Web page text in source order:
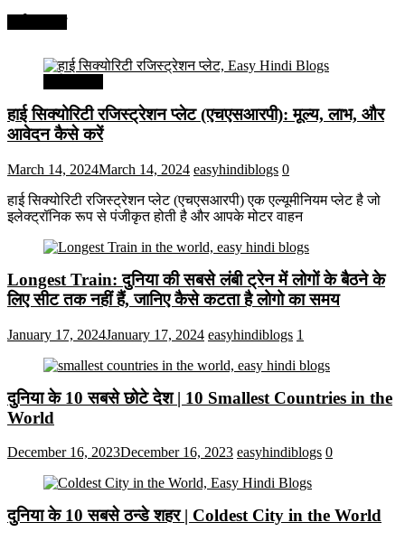
हाई सिक्योरिटी रजिस्ट्रेशन प्लेट (एचएसआरपी): मूल्य, लाभ, और
आवेदन कैसे करें
March 14, 2024March 14, 2024 easyhindiblogs 0
हाई सिक्योरिटी रजिस्ट्रेशन प्लेट (एचएसआरपी) एक एल्यूमीनियम प्लेट है जो
इलेक्ट्रॉनिक रूप से पंजीकृत होती है और आपके मोटर वाहन
Longest Train: दुनिया की सबसे लंबी ट्रेन में लोगों के बैठने के
लिए सीट तक ​​नहीं हैं, जानिए कैसे कटता है लोगो का समय
January 17, 2024January 17, 2024 easyhindiblogs 1
दुनिया के 10 सबसे छोटे देश | 10 Smallest Countries in the
World
December 16, 2023December 16, 2023 easyhindiblogs 0
दुनिया के 10 सबसे ठन्डे शहर | Coldest City in the World